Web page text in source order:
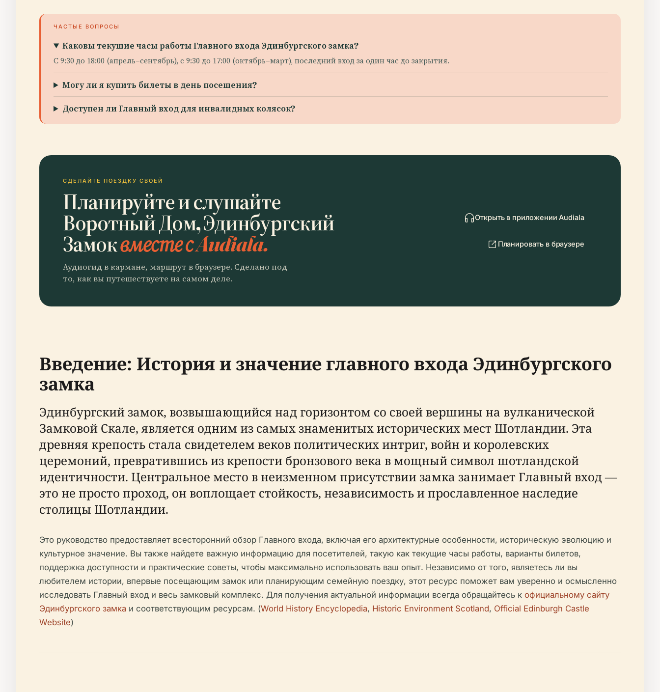
ЧАСТЫЕ ВОПРОСЫ
Каковы текущие часы работы Главного входа Эдинбургского замка?
С 9:30 до 18:00 (апрель–сентябрь), с 9:30 до 17:00 (октябрь–март), последний вход за один час до закрытия.
Могу ли я купить билеты в день посещения?
Доступен ли Главный вход для инвалидных колясок?
СДЕЛАЙТЕ ПОЕЗДКУ СВОЕЙ
Планируйте и слушайте
Воротный Дом, Эдинбургский
Замоквместе с Audiala.
Аудиогид в кармане, маршрут в браузере. Сделано под
то, как вы путешествуете на самом деле.
Открыть в приложении Audiala
Планировать в браузере
Введение: История и значение главного входа Эдинбургского
замка
Эдинбургский замок, возвышающийся над горизонтом со своей вершины на вулканической
Замковой Скале, является одним из самых знаменитых исторических мест Шотландии. Эта
древняя крепость стала свидетелем веков политических интриг, войн и королевских
церемоний, превратившись из крепости бронзового века в мощный символ шотландской
идентичности. Центральное место в неизменном присутствии замка занимает Главный вход —
это не просто проход, он воплощает стойкость, независимость и прославленное наследие
столицы Шотландии.
Это руководство предоставляет всесторонний обзор Главного входа, включая его архитектурные особенности, историческую эволюцию и
культурное значение. Вы также найдете важную информацию для посетителей, такую как текущие часы работы, варианты билетов,
поддержка доступности и практические советы, чтобы максимально использовать ваш опыт. Независимо от того, являетесь ли вы
любителем истории, впервые посещающим замок или планирующим семейную поездку, этот ресурс поможет вам уверенно и осмысленно
исследовать Главный вход и весь замковый комплекс. Для получения актуальной информации всегда обращайтесь к официальному сайту
Эдинбургского замка и соответствующим ресурсам. (World History Encyclopedia, Historic Environment Scotland, Official Edinburgh Castle
Website)